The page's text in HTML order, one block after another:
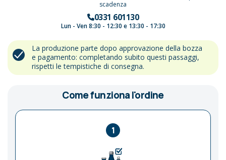
scadenza
0331 601130
Lun - Ven 8:30 - 12:30 e 13:30 - 17:30
La produzione parte dopo approvazione della bozza
e pagamento: completando subito questi passaggi,
rispetti le tempistiche di consegna.
Come funziona l'ordine
1